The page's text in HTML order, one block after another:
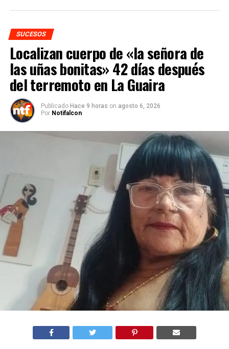
SUCESOS
Localizan cuerpo de «la señora de
las uñas bonitas» 42 días después
del terremoto en La Guaira
Publicado Hace 9 horas on agosto 6, 2026
Por Notifalcon